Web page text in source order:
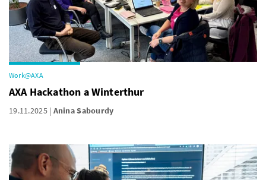
Work@AXA
AXA Hackathon a Winterthur
19.11.2025 Anina Sabourdy